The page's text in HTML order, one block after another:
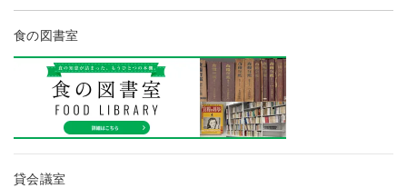
食の図書室
貸会議室